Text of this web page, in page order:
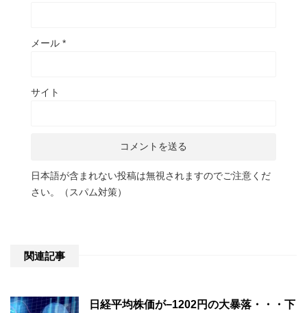
メール *
サイト
日本語が含まれない投稿は無視されますのでご注意くだ
さい。（スパム対策）
関連記事
日経平均株価が−1202円の大暴落・・・下